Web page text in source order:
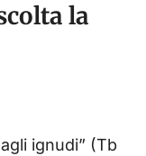
la
ignudi” (Tb